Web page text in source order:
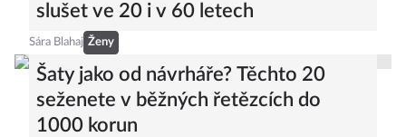
slušet ve 20 i v 60 letech
Sára Blahaj Ženy
Šaty jako od návrháře? Těchto 20
seženete v běžných řetězcích do
1000 korun